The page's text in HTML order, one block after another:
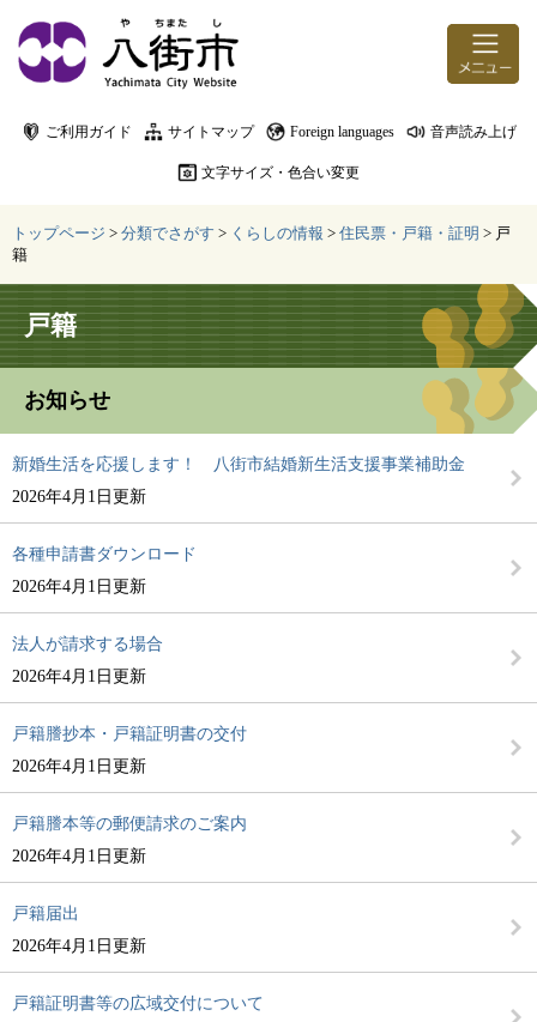
ご利用ガイド サイトマップ Foreign languages 音声読み上げ
文字サイズ・色合い変更
トップページ > 分類でさがす > くらしの情報 > 住民票・戸籍・証明 > 戸
籍
本文
戸籍
お知らせ
新婚生活を応援します！ 八街市結婚新生活支援事業補助金
2026年4月1日更新
各種申請書ダウンロード
2026年4月1日更新
法人が請求する場合
2026年4月1日更新
戸籍謄抄本・戸籍証明書の交付
2026年4月1日更新
戸籍謄本等の郵便請求のご案内
2026年4月1日更新
戸籍届出
2026年4月1日更新
戸籍証明書等の広域交付について